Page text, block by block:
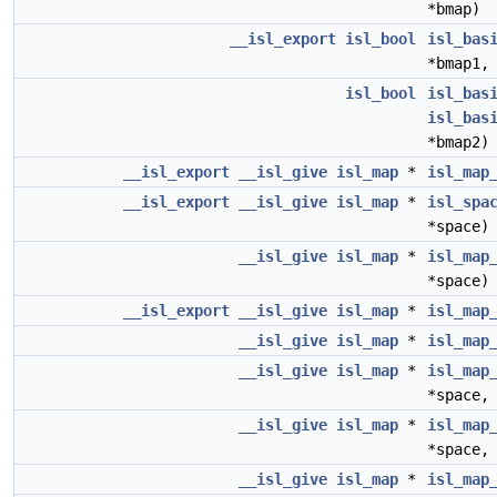
*bmap)
__isl_export isl_bool
*bmap1,
isl_bool
*bmap2)
__isl_export
__isl_give isl_map *
__isl_export
__isl_give isl_map *
*space)
__isl_give isl_map *
*space)
__isl_export
__isl_give isl_map *
__isl_give isl_map *
__isl_give isl_map *
__isl_give isl_map *
__isl_give isl_map *